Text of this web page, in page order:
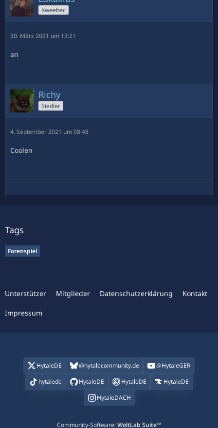
Kweebec
30. März 2021 um 13:21
an
Richy
Siedler
4. September 2021 um 08:48
Coolen
Tags
Forenspiel
Unterstützer Mitglieder Datenschutzerklärung Kontakt
Impressum
HytaleDE @hytalecommunity.de
@HytaleGER
hytalede
HytaleDE HytaleDE
HytaleDE
HytaleDACH
Community-Software:WoltLab Suite™